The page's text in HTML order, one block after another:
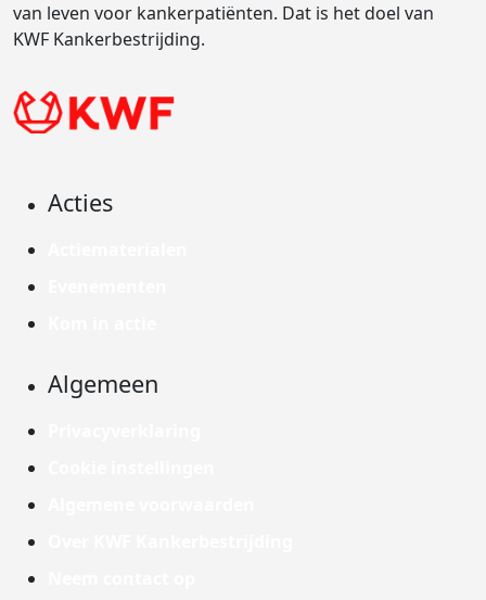
van leven voor kankerpatiënten. Dat is het doel van
KWF Kankerbestrijding.
Acties
Algemeen